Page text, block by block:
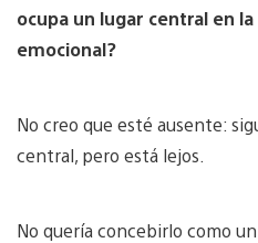
ocupa un lugar central en
emocional?
No creo que esté ausente:
central, pero está lejos.
No quería concebirlo como